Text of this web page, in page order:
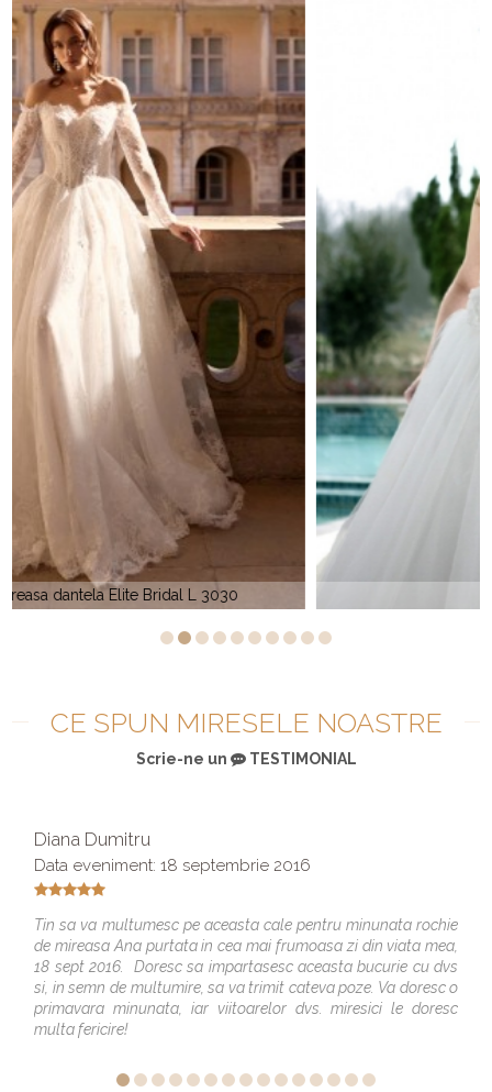
Da Vinci 8445
CE SPUN MIRESELE NOASTRE
Scrie-ne un TESTIMONIAL
Diana Dumitru
Data eveniment: 18 septembrie 2016
Tin sa va multumesc pe aceasta cale pentru minunata rochie
de mireasa Ana purtata in cea mai frumoasa zi din viata mea,
18 sept 2016. Doresc sa impartasesc aceasta bucurie cu dvs
si, in semn de multumire, sa va trimit cateva poze. Va doresc o
primavara minunata, iar viitoarelor dvs. miresici le doresc
multa fericire!